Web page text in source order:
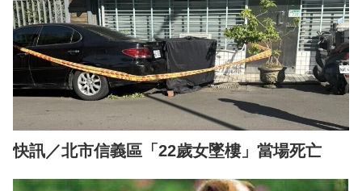
快訊／北市信義區「22歲女墜樓」當場死亡